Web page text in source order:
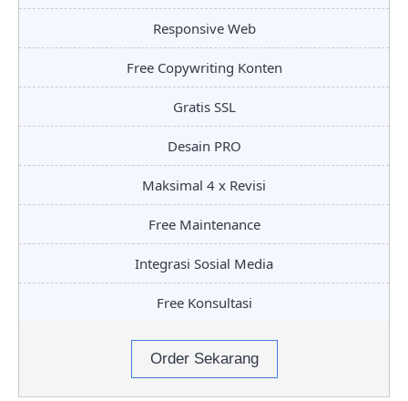
Responsive Web
Free Copywriting Konten
Gratis SSL
Desain PRO
Maksimal 4 x Revisi
Free Maintenance
Integrasi Sosial Media
Free Konsultasi
Order Sekarang